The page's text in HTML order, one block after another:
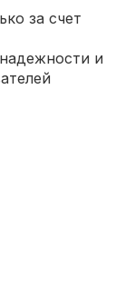
за счет
и